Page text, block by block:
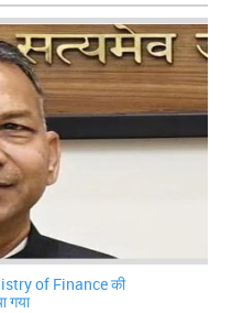
of Finance की
गया